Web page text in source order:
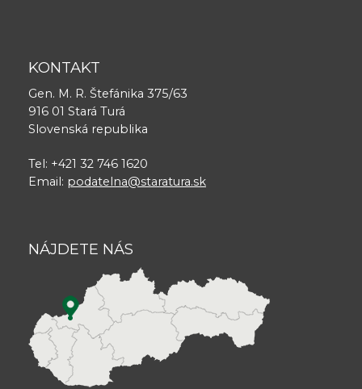
KONTAKT
Gen. M. R. Štefánika 375/63
916 01 Stará Turá
Slovenská republika
Tel: +421 32 746 1620
Email: podatelna@staratura.sk
NÁJDETE NÁS